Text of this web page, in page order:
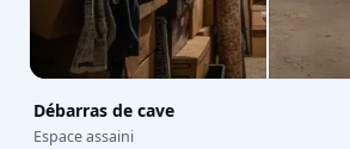
Débarras de cave
Espace assaini